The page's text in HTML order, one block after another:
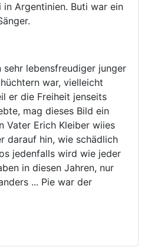
in Argentinien. Buti war ein
sehr lebensfreudiger junger
war, vielleicht
er die Freiheit jenseits
mag dieses Bild ein
Vater Erich Kleiber wiies
darauf hin, wie schädlich
jedenfalls wird wie jeder
in diesen Jahren, nur
... Pie war der